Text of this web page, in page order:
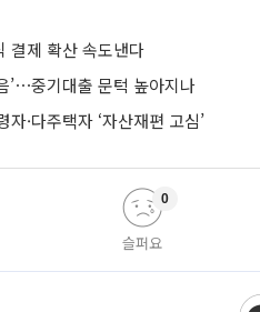
결제 확산 속도낸다
’⋯중기대출 문턱 높아지나
·다주택자 ‘자산재편 고심’
슬퍼요
0